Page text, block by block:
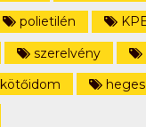
polietilén
szerelvény
kötőidom